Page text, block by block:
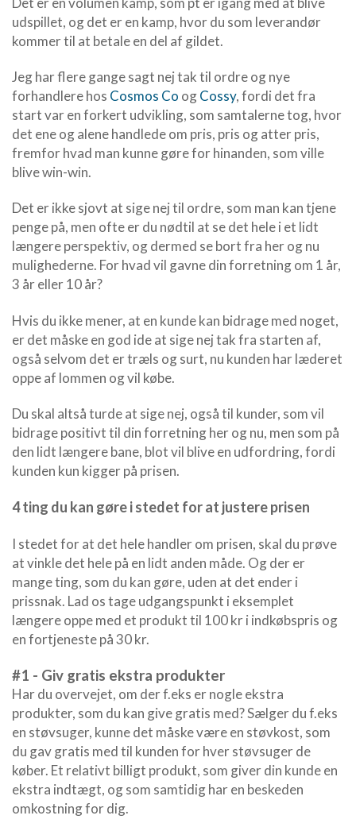
udspillet, og det er en kamp, hvor du som leverandør
kommer til at betale en del af gildet.
Jeg har flere gange sagt nej tak til ordre og nye
forhandlere hos Cosmos Co ogCossy, fordi det fra
start var en forkert udvikling, som samtalerne tog, hvor
det ene og alene handlede om pris, pris og atter pris,
fremfor hvad man kunne gøre for hinanden, som ville
blive win-win.
Det er ikke sjovt at sige nej til ordre, som man kan tjene
penge på, men ofte er du nødtil at se det hele i et lidt
længere perspektiv, og dermed se bort fra her og nu
mulighederne. For hvad vil gavne din forretning om 1 år,
3 år eller 10 år?
Hvis du ikke mener, at en kunde kan bidrage med noget,
er det måske en god ide at sige nej tak fra starten af,
også selvom det er træls og surt, nu kunden har læderet
oppe af lommen og vil købe.
Du skal altså turde at sige nej, også til kunder, som vil
bidrage positivt til din forretning her og nu, men som på
den lidt længere bane, blot vil blive en udfordring, fordi
kunden kun kigger på prisen.
4 ting du kan gøre i stedet for at justere prisen
I stedet for at det hele handler om prisen, skal du prøve
at vinkle det hele på en lidt anden måde. Og der er
mange ting, som du kan gøre, uden at det ender i
prissnak. Lad os tage udgangspunkt i eksemplet
længere oppe med et produkt til 100 kr i indkøbspris og
en fortjeneste på 30 kr.
#1 - Giv gratis ekstra produkter
Har du overvejet, om der f.eks er nogle ekstra
produkter, som du kan give gratis med? Sælger du f.eks
en støvsuger, kunne det måske være en støvkost, som
du gav gratis med til kunden for hver støvsuger de
køber. Et relativt billigt produkt, som giver din kunde en
ekstra indtægt, og som samtidig har en beskeden
omkostning for dig.